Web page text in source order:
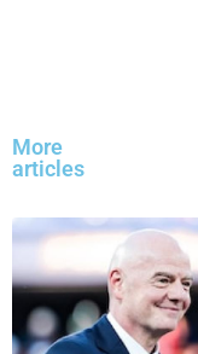
More
articles